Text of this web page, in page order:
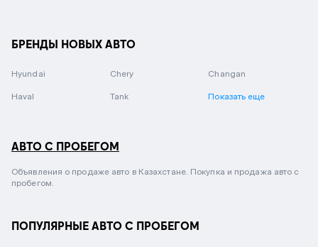
БРЕНДЫ НОВЫХ АВТО
Hyundai Chery Changan
Haval Tank Показать еще
АВТО С ПРОБЕГОМ
Объявления о продаже авто в Казахстане. Покупка и продажа авто с
пробегом.
ПОПУЛЯРНЫЕ АВТО С ПРОБЕГОМ